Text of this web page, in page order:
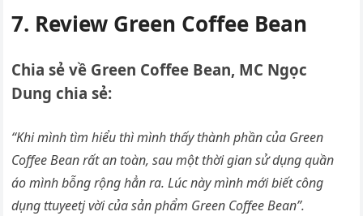
7. Review Green Coffee Bean
Chia sẻ về Green Coffee Bean, MC Ngọc
Dung chia sẻ:
“Khi mình tìm hiểu thì mình thấy thành phần của Green
Coffee Bean rất an toàn, sau một thời gian sử dụng quần
áo mình bỗng rộng hẳn ra. Lúc này mình mới biết công
dụng ttuyeetj vời của sản phẩm Green Coffee Bean”.